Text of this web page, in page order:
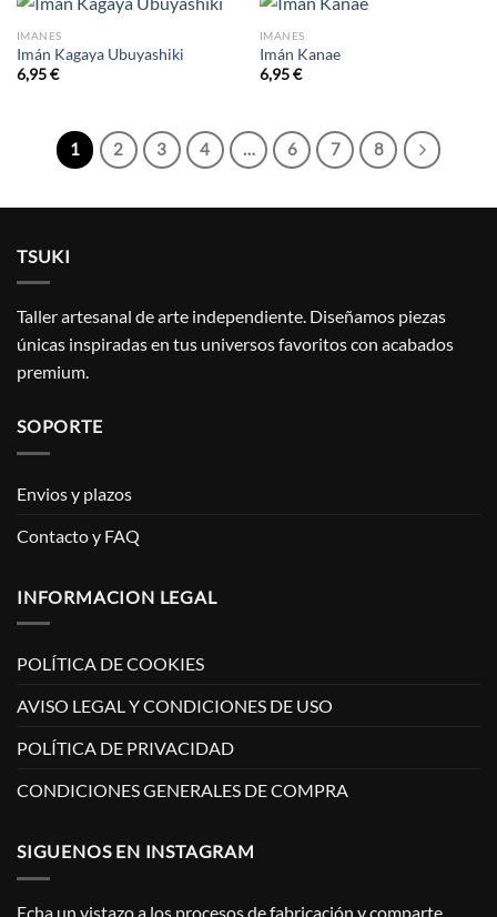
IMANES
Imán Kagaya Ubuyashiki
6,95€
IMANES
Imán Kanae
6,95€
1 2 3 4 … 6 7 8
TSUKI
Taller artesanal de arte independiente. Diseñamos piezas
únicas inspiradas en tus universos favoritos con acabados
premium.
SOPORTE
Envios y plazos
Contacto y FAQ
INFORMACION LEGAL
POLÍTICA DE COOKIES
AVISO LEGAL Y CONDICIONES DE USO
POLÍTICA DE PRIVACIDAD
CONDICIONES GENERALES DE COMPRA
SIGUENOS EN INSTAGRAM
Echa un vistazo a los procesos de fabricación y comparte